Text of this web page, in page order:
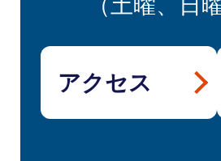
アクセス